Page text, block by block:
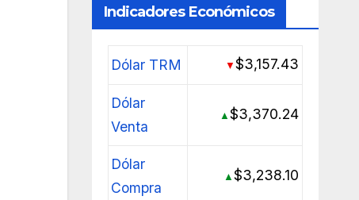
Indicadores Económicos
Dólar TRM ▼$3,157.43
Dólar
Venta
▲$3,370.24
Dólar
Compra
▲$3,238.10